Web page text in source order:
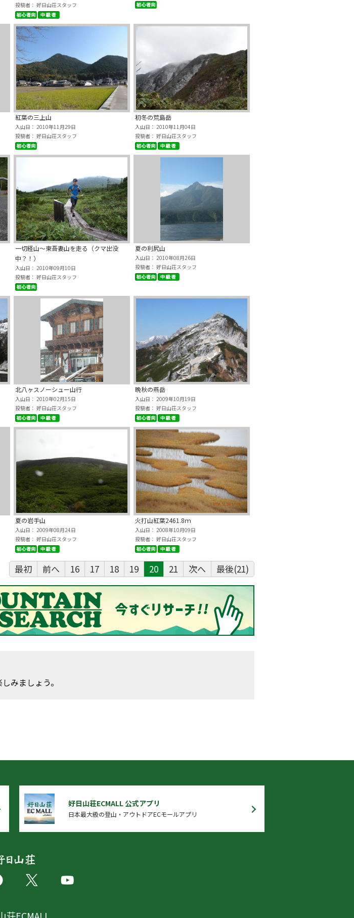
投稿者： 好日山荘スタッフ
紅葉の三上山
入山日： 2010年11月29日
投稿者： 好日山荘スタッフ
初冬の荒島岳
入山日： 2010年11月04日
投稿者： 好日山荘スタッフ
一切経山～東吾妻山を走る（クマ出没
中？！）
入山日： 2010年09月10日
投稿者： 好日山荘スタッフ
夏の利尻山
入山日： 2010年08月26日
投稿者： 好日山荘スタッフ
北八ヶスノーシュー山行
入山日： 2010年02月15日
投稿者： 好日山荘スタッフ
晩秋の燕岳
入山日： 2009年10月19日
投稿者： 好日山荘スタッフ
夏の岩手山
入山日： 2009年08月24日
投稿者： 好日山荘スタッフ
火打山紅葉2461.8ｍ
入山日： 2008年10月09日
投稿者： 好日山荘スタッフ
最初 前へ 16 17 18 19 20 21 次へ 最後(21)
みましょう。
好日山荘ECMALL 公式アプリ
日本最大級の登山・アウトドアECモールアプリ
荘ECMALL